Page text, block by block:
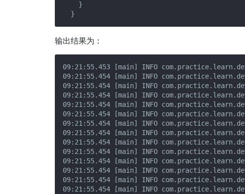
    }
输出结果为：
09:21:55.453 [main] INFO
09:21:55.454 [main] INFO
09:21:55.454 [main] INFO
09:21:55.454 [main] INFO
09:21:55.454 [main] INFO
09:21:55.454 [main] INFO
09:21:55.454 [main] INFO
09:21:55.454 [main] INFO
09:21:55.454 [main] INFO
09:21:55.454 [main] INFO
09:21:55.454 [main] INFO
09:21:55.454 [main] INFO
09:21:55.454 [main] INFO
09:21:55.454 [main] INFO